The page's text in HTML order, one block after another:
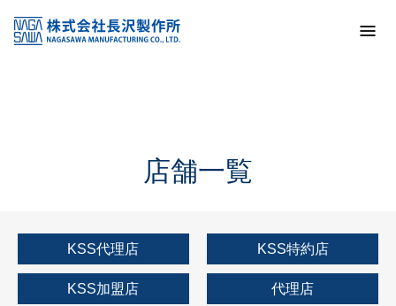
KSS加盟店・取扱店情報
店舗一覧
店舗一覧
KSS代理店 KSS特約店
KSS加盟店 代理店